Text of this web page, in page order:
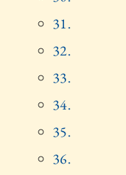
31.
32.
33.
34.
35.
36.